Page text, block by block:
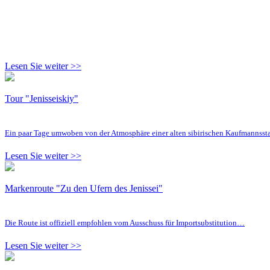
Lesen Sie weiter >>
Tour "Jenisseiskiy"
Ein paar Tage umwoben von der Atmosphäre einer alten sibirischen
Lesen Sie weiter >>
Markenroute "Zu den Ufern des Jenissei"
Die Route ist offiziell empfohlen vom Ausschuss für Importsubstitution…
Lesen Sie weiter >>